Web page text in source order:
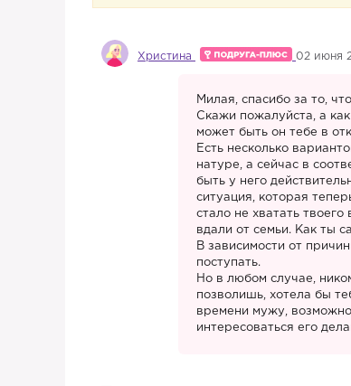
Христина 02 июня
Милая, спасибо за то,
Скажи пожалуйста, а
может быть он тебе в
Есть несколько
натуре, а сейчас в
быть у него
ситуация, которая
стало не хватать
вдали от семьи. Как ты
В зависимости от
поступать.
Но в любом случае,
позволишь, хотела бы
времени мужу,
интересоваться его